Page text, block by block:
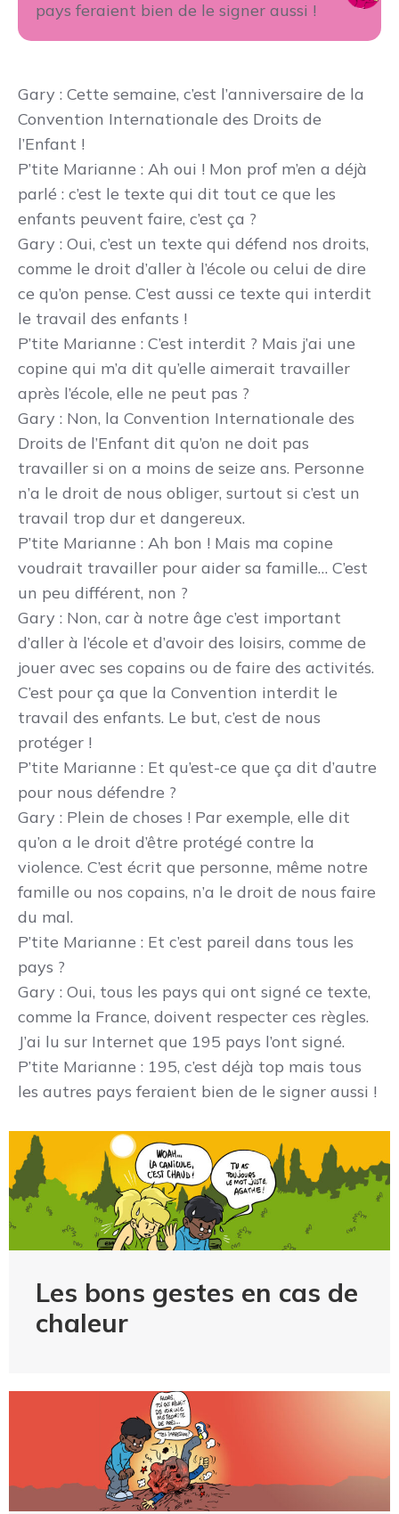
pays feraient bien de le signer aussi !
Gary : Cette semaine, c’est l’anniversaire de la
Convention Internationale des Droits de
l’Enfant !
P’tite Marianne : Ah oui ! Mon prof m’en a déjà
parlé : c’est le texte qui dit tout ce que les
enfants peuvent faire, c’est ça ?
Gary : Oui, c’est un texte qui défend nos droits,
comme le droit d’aller à l’école ou celui de dire
ce qu’on pense. C’est aussi ce texte qui interdit
le travail des enfants !
P’tite Marianne : C’est interdit ? Mais j’ai une
copine qui m’a dit qu’elle aimerait travailler
après l’école, elle ne peut pas ?
Gary : Non, la Convention Internationale des
Droits de l’Enfant dit qu’on ne doit pas
travailler si on a moins de seize ans. Personne
n’a le droit de nous obliger, surtout si c’est un
travail trop dur et dangereux.
P’tite Marianne : Ah bon ! Mais ma copine
voudrait travailler pour aider sa famille… C’est
un peu différent, non ?
Gary : Non, car à notre âge c’est important
d’aller à l’école et d’avoir des loisirs, comme de
jouer avec ses copains ou de faire des activités.
C’est pour ça que la Convention interdit le
travail des enfants. Le but, c’est de nous
protéger !
P’tite Marianne : Et qu’est-ce que ça dit d’autre
pour nous défendre ?
Gary : Plein de choses ! Par exemple, elle dit
qu’on a le droit d’être protégé contre la
violence. C’est écrit que personne, même notre
famille ou nos copains, n’a le droit de nous faire
du mal.
P’tite Marianne : Et c’est pareil dans tous les
pays ?
Gary : Oui, tous les pays qui ont signé ce texte,
comme la France, doivent respecter ces règles.
J’ai lu sur Internet que 195 pays l’ont signé.
P’tite Marianne : 195, c’est déjà top mais tous
les autres pays feraient bien de le signer aussi !
Les bons gestes en cas de
chaleur